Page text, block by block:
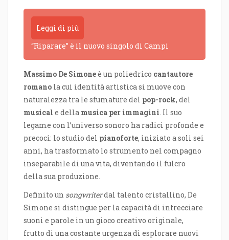
Leggi di più
“Riparare” è il nuovo singolo di Campi
Massimo De Simoneè un poliedrico cantautore
romano la cui identità artistica si muove con
naturalezza tra le sfumature del pop-rock, del
musical e della musica per immagini . Il suo
legame con l’universo sonoro ha radici profonde e
precoci: lo studio del pianoforte, iniziato a soli sei
anni, ha trasformato lo strumento nel compagno
inseparabile di una vita, diventando il fulcro
della sua produzione.
Definito un songwriterdal talento cristallino, De
Simone si distingue per la capacità di intrecciare
suoni e parole in un gioco creativo originale,
frutto di una costante urgenza di esplorare nuovi